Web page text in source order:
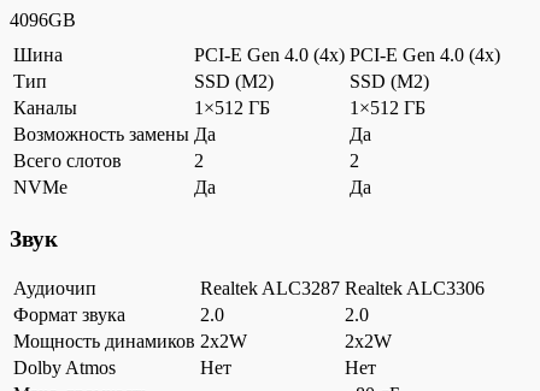
4096GB
Шина
PCI-E Gen 4.0 (4x) PCI-E Gen 4.0 (4x)
Тип
SSD (M2)
SSD (M2)
Каналы
1×512 ГБ
1×512 ГБ
Возможность замены Да
Да
Всего слотов
2
2
NVMe
Да Да
Звук
Аудиочип Realtek ALC3287 Realtek ALC3306
Формат звука
2.0
2.0
Мощность динамиков 2x2W
2x2W
Dolby Atmos
Нет
Нет